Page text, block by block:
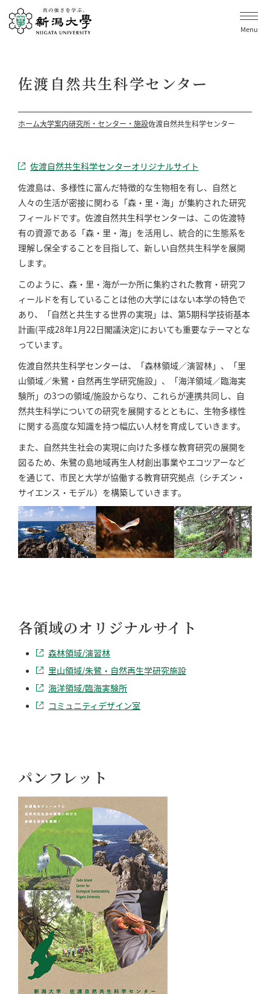
Menu
佐渡自然共生科学センター
ホーム大学案内研究所・センター・施設佐渡自然共生科学センター
佐渡自然共生科学センターオリジナルサイト
佐渡島は、多様性に富んだ特徴的な生物相を有し、自然と
人々の生活が密接に関わる「森・里・海」が集約された研究
フィールドです。佐渡自然共生科学センターは、この佐渡特
有の資源である「森・里・海」を活用し、統合的に生態系を
理解し保全することを目指して、新しい自然共生科学を展開
します。
このように、森・里・海が一か所に集約された教育・研究フ
ィールドを有していることは他の大学にはない本学の特色で
あり、「自然と共生する世界の実現」は、第5期科学技術基本
計画(平成28年1月22日閣議決定)においても重要なテーマとな
っています。
佐渡自然共生科学センターは、「森林領域／演習林」、「里
山領域／朱鷺・自然再生学研究施設」、「海洋領域／臨海実
験所」の3つの領域/施設からなり、これらが連携共同し、自
然共生科学についての研究を展開するとともに、生物多様性
に関する高度な知識を持つ幅広い人材を育成していきます。
また、自然共生社会の実現に向けた多様な教育研究の展開を
図るため、朱鷺の島地域再生人材創出事業やエコツアーなど
を通じて、市民と大学が協働する教育研究拠点（シチズン・
サイエンス・モデル）を構築していきます。
各領域のオリジナルサイト
森林領域/演習林
里山領域/朱鷺・自然再生学研究施設
海洋領域/臨海実験所
コミュニティデザイン室
パンフレット